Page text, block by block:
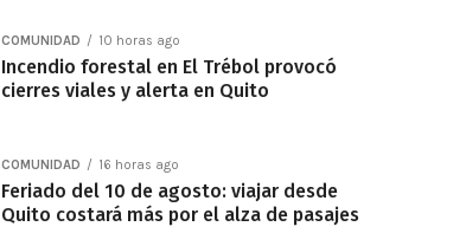
COMUNIDAD 10 horas ago
Incendio forestal en El Trébol provocó
cierres viales y alerta en Quito
COMUNIDAD 16 horas ago
Feriado del 10 de agosto: viajar desde
Quito costará más por el alza de pasajes